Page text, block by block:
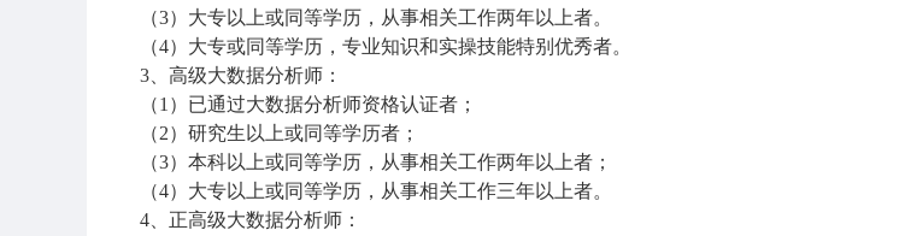
（3）大专以上或同等学历，从事相关工作两年以上者。
（4）大专或同等学历，专业知识和实操技能特别优秀者。
3 、高级大数据分析师：
（1 ）已通过大数据分析师资格认证者；
（2）研究生以上或同等学历者；
（3）本科以上或同等学历，从事相关工作两年以上者；
（4）大专以上或同等学历，从事相关工作三年以上者。
4 、正高级大数据分析师：